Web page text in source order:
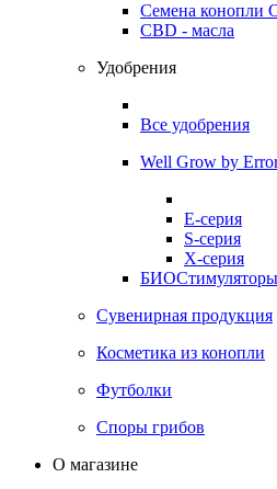
Семена конопли
CBD - масла
Удобрения
Все удобрения
Well Grow by
E-серия
S-серия
X-серия
БИОСтимуляторы
Сувенирная продукция
Косметика из конопли
Футболки
Споры грибов
О магазине